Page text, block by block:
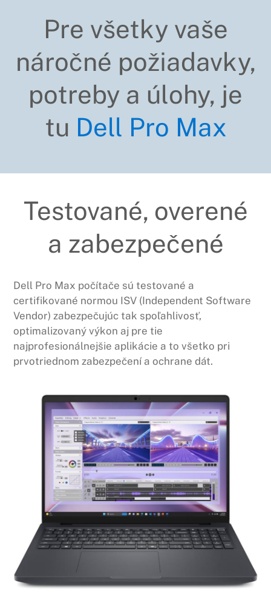
Pre všetky vaše
náročné požiadavky,
potreby a úlohy, je
tu Dell Pro Max
Testované, overené
a zabezpečené
Dell Pro Max počítače sú testované a
certifikované normou ISV (Independent Software
Vendor) zabezpečujúc tak spoľahlivosť,
optimalizovaný výkon aj pre tie
najprofesionálnejšie aplikácie a to všetko pri
prvotriednom zabezpečení a ochrane dát.